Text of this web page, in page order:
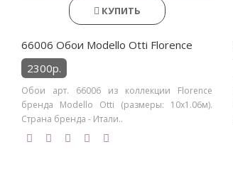
КУПИТЬ
66006 Обои Modello Otti Florence
2300р.
Обои арт. 66006 из коллекции Florence
бренда Modello Otti (размеры: 10х1.06м).
Страна бренда - Итали..